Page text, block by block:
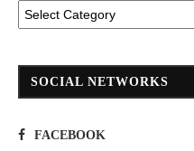
SOCIAL NETWORKS
FACEBOOK